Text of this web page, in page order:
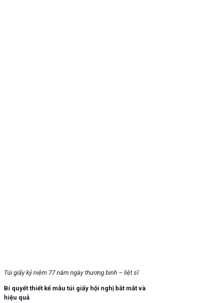
Túi giấy kỷ niệm 77 năm ngày thương binh – liệt sĩ
Bí quyết thiết kế mẫu túi giấy hội nghị bắt mắt và
hiệu quả